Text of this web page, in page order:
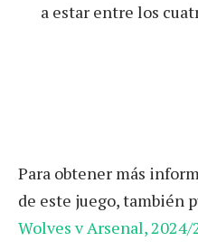
a estar entre los
Para obtener más
de este juego, también
Wolves v Arsenal,